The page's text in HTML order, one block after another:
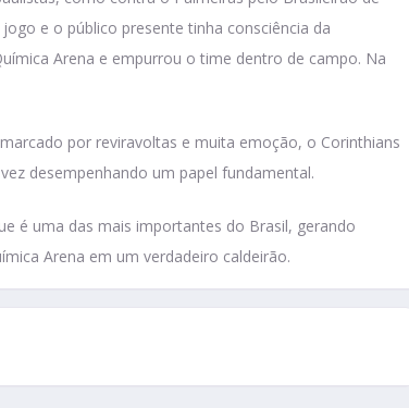
e o público presente tinha consciência da
Arena e empurrou o time dentro de campo. Na
por reviravoltas e muita emoção, o Corinthians
desempenhando um papel fundamental.
é uma das mais importantes do Brasil, gerando
Arena em um verdadeiro caldeirão.